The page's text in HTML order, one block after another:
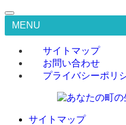
MENU
サイトマップ
お問い合わせ
プライバシーポリ
サイトマップ